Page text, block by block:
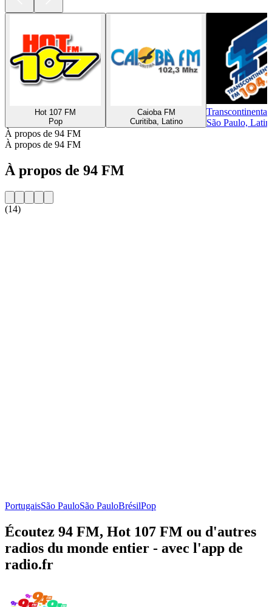
Hot 107 FM
Pop
Caioba FM
Curitiba, Latino
São Paulo,
À propos de 94 FM
À propos de 94 FM
À propos de 94 FM
(14)
PortugaisSão PauloSão PauloBrésilPop
Écoutez 94 FM, Hot 107 FM ou d'autres
radios du monde entier - avec l'app de
radio.fr